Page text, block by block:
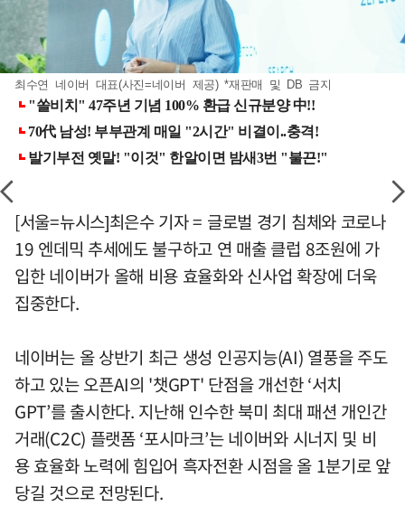
최수연 네이버 대표(사진=네이버 제공) *재판매 및 DB 금지
[서울=뉴시스]최은수 기자 = 글로벌 경기 침체와 코로나
19 엔데믹 추세에도 불구하고 연 매출 클럽 8조원에 가
입한 네이버가 올해 비용 효율화와 신사업 확장에 더욱
집중한다.
네이버는 올 상반기 최근 생성 인공지능(AI) 열풍을 주도
하고 있는 오픈AI의 '챗GPT' 단점을 개선한 ‘서치
GPT’를 출시한다. 지난해 인수한 북미 최대 패션 개인간
거래(C2C) 플랫폼 ‘포시마크’는 네이버와 시너지 및 비
용 효율화 노력에 힘입어 흑자전환 시점을 올 1분기로 앞
당길 것으로 전망된다.